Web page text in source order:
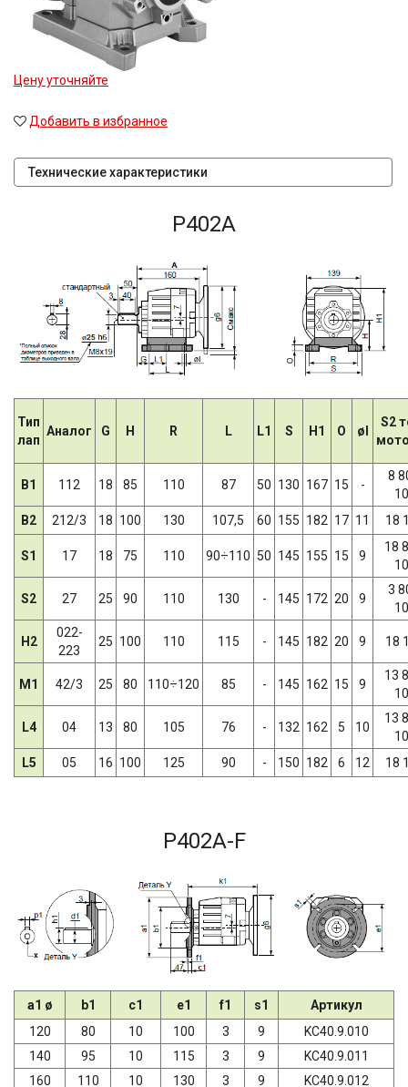
Цену уточняйте
Добавить в избранное
Технические характеристики
P402A
Тип
лап
Аналог G H R L L1 S H1 O øI
S2
B1 112 18 85 110 87 50 130 167 15 -
8
B2
212/3 18 100 130 107,5 60 155 182 17 11 18
S1 17 18 75 110 90÷110 50 145 155 15 9
18
S2 27 25 90 110 130 - 145 172 20 9
3
H2
022-
223
25 100 110 115 - 145 182 20 9 18
M1 42/3 25 80 110÷120 85 - 145 162 15 9
13
L4 04 13 80 105 76 - 132 162 5 10
13
L5
05 16 100 125 90 - 150 182 6 12 18
P402A-F
a1 ø b1 c1 e1 f1 s1
Артикул
120
80 10 100 3 9
KC40.9.010
140
95 10 115 3 9
KC40.9.011
160
110 10 130 3 9 KC40.9.012